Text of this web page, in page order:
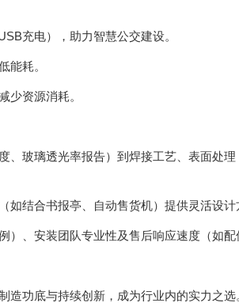
充电），助力智慧公交建设。
耗。
资源消耗。
玻璃透光率报告）到焊接工艺、表面处理
结合书报亭、自动售货机）提供灵活设计
安装团队专业性及售后响应速度（如配
功底与持续创新，成为行业内的实力之选